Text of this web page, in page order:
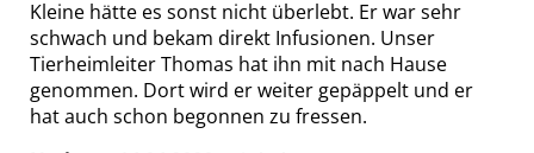
Kleine hätte es sonst nicht überlebt. Er war sehr
schwach und bekam direkt Infusionen. Unser
Tierheimleiter Thomas hat ihn mit nach Hause
genommen. Dort wird er weiter gepäppelt und er
hat auch schon begonnen zu fressen.